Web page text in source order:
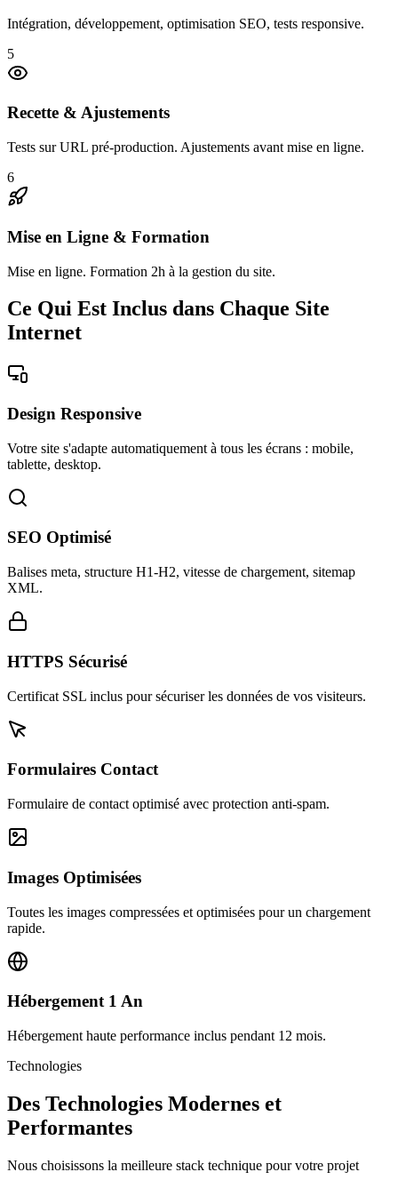
Intégration, développement, optimisation SEO, tests responsive.
5
Recette & Ajustements
Tests sur URL pré-production. Ajustements avant mise en ligne.
6
Mise en Ligne & Formation
Mise en ligne. Formation 2h à la gestion du site.
Ce Qui Est Inclus dans Chaque Site
Internet
Design Responsive
Votre site s'adapte automatiquement à tous les écrans : mobile,
tablette, desktop.
SEO Optimisé
Balises meta, structure H1-H2, vitesse de chargement, sitemap
XML.
HTTPS Sécurisé
Certificat SSL inclus pour sécuriser les données de vos visiteurs.
Formulaires Contact
Formulaire de contact optimisé avec protection anti-spam.
Images Optimisées
Toutes les images compressées et optimisées pour un chargement
rapide.
Hébergement 1 An
Hébergement haute performance inclus pendant 12 mois.
Technologies
Des Technologies Modernes et
Performantes
Nous choisissons la meilleure stack technique pour votre projet